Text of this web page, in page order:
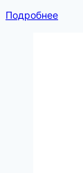
Подробнее